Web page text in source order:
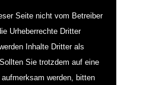
Seite nicht vom Betreiber
Urheberrechte Dritter
Inhalte Dritter als
Sie trotzdem auf eine
werden, bitten